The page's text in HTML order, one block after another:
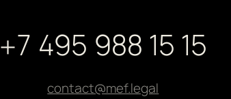
+7 495 988 15 15
contact@mef.legal